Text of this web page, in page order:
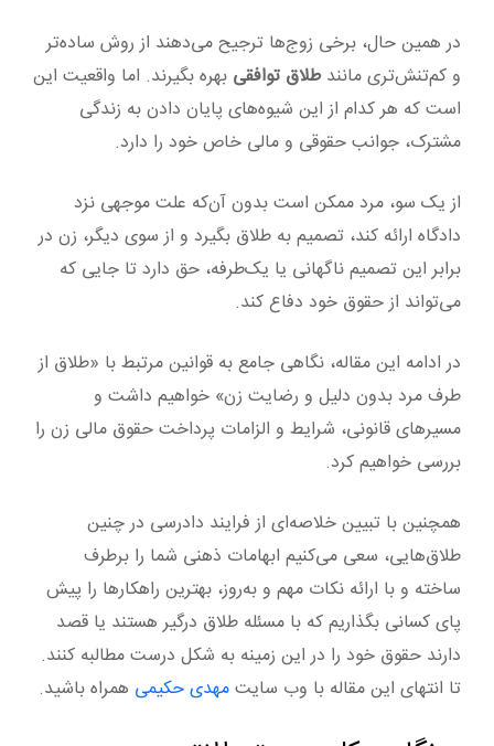
در همین حال، برخی زوج‌ها ترجیح می‌دهند از روش ساده‌تر
و کم‌تنش‌تری مانندطلاق توافقی بهره بگیرند. اما واقعیت این
است که هر کدام از این شیوه‌های پایان دادن به زندگی
مشترک، جوانب حقوقی و مالی خاص خود را دارد.
از یک سو، مرد ممکن است بدون آن‌که علت موجهی نزد
دادگاه ارائه کند، تصمیم به طلاق بگیرد و از سوی دیگر، زن در
برابر این تصمیم ناگهانی یا یک‌طرفه، حق دارد تا جایی که
می‌تواند از حقوق خود دفاع کند.
در ادامه این مقاله، نگاهی جامع به قوانین مرتبط با «طلاق از
طرف مرد بدون دلیل و رضایت زن» خواهیم داشت و
مسیرهای قانونی، شرایط و الزامات پرداخت حقوق مالی زن را
بررسی خواهیم کرد.
همچنین با تبیین خلاصه‌ای از فرایند دادرسی در چنین
طلاق‌هایی، سعی می‌کنیم ابهامات ذهنی شما را برطرف
ساخته و با ارائه نکات مهم و به‌روز، بهترین راهکارها را پیش
پای کسانی بگذاریم که با مسئله طلاق درگیر هستند یا قصد
دارند حقوق خود را در این زمینه به شکل درست مطالبه کنند.
تا انتهای این مقاله با وب سایتمهدی حکیمی همراه باشید.